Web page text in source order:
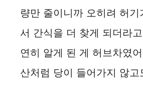
량만 줄이니까 오히려 허기
서 간식을 더 찾게 되더라
연히 알게 된 게 허브차였
산처럼 당이 들어가지 않